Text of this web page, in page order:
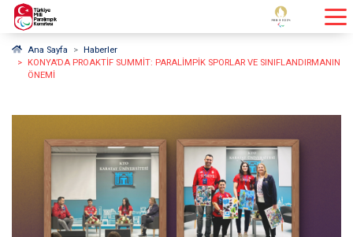
Ana Sayfa
Haberler
KONYA’DA PROAKTIF SUMMIT: PARALIMPIK SPORLAR VE SINIFLANDIRMANIN
ÖNEMI